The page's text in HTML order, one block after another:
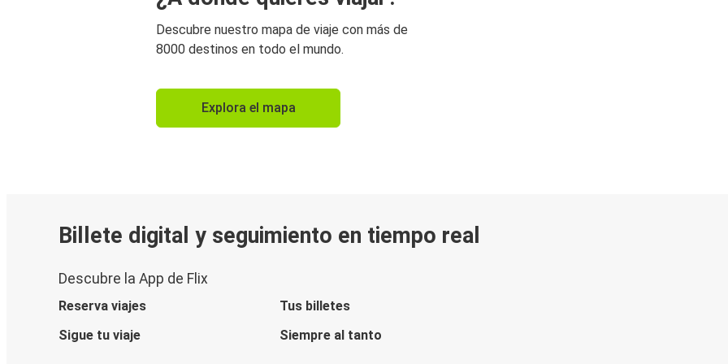
Descubre nuestro mapa de viaje con más de
8000 destinos en todo el mundo.
Explora el mapa
Billete digital y seguimiento en tiempo real
Descubre la App de Flix
Reserva viajes
Tus billetes
Sigue tu viaje
Siempre al tanto